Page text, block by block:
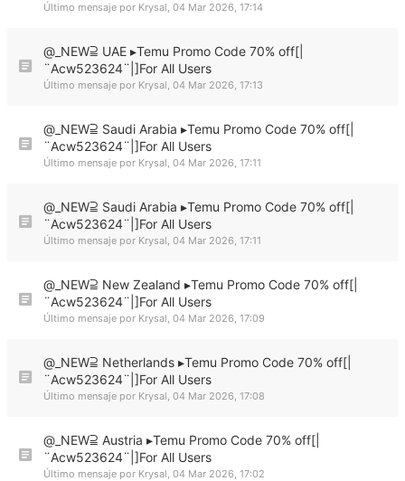
Último mensaje por Krysal, 04 Mar 2026, 17:14
@_NEW⫆ UAE ▸Temu Promo Code 70% off[|
¨Acw523624¨|]For All Users
Último mensaje por Krysal, 04 Mar 2026, 17:13
@_NEW⫆ Saudi Arabia ▸Temu Promo Code 70% off[|
¨Acw523624¨|]For All Users
Último mensaje por Krysal, 04 Mar 2026, 17:11
@_NEW⫆ Saudi Arabia ▸Temu Promo Code 70% off[|
¨Acw523624¨|]For All Users
Último mensaje por Krysal, 04 Mar 2026, 17:11
@_NEW⫆ New Zealand ▸Temu Promo Code 70% off[|
¨Acw523624¨|]For All Users
Último mensaje por Krysal, 04 Mar 2026, 17:09
@_NEW⫆ Netherlands ▸Temu Promo Code 70% off[|
¨Acw523624¨|]For All Users
Último mensaje por Krysal, 04 Mar 2026, 17:08
@_NEW⫆ Austria ▸Temu Promo Code 70% off[|
¨Acw523624¨|]For All Users
Último mensaje por Krysal, 04 Mar 2026, 17:02